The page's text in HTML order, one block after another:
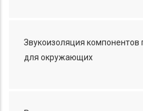
Звукоизоляция компонентов
для окружающих